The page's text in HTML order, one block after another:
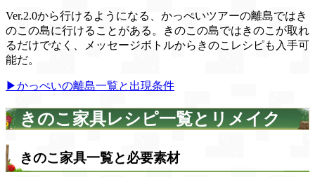
Ver.2.0から行けるようになる、かっぺいツアーの離島ではき
のこの島に行けることがある。きのこの島ではきのこが取れ
るだけでなく、メッセージボトルからきのこレシピも入手可
能だ。
▶かっぺいの離島一覧と出現条件
きのこ家具レシピ一覧とリメイク
きのこ家具一覧と必要素材